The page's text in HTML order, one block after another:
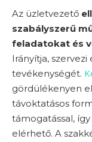
Az üzletvezető
szabályszerű
feladatokat és
Irányítja,
tevékenységét.
gördülékenyen
távoktatásos
támogatással,
elérhető. A